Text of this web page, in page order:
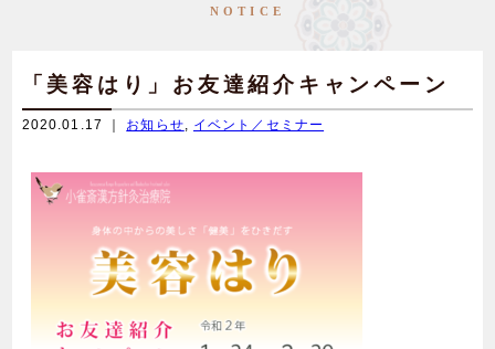
NOTICE
「美容はり」お友達紹介キャンペーン
2020.01.17 ｜ お知らせ イベント／セミナー